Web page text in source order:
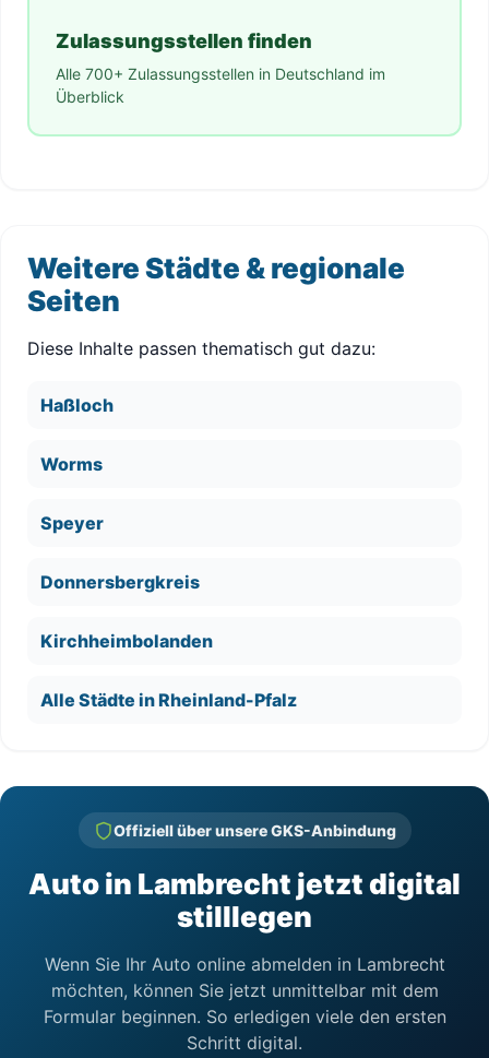
Zulassungsstellen finden
Alle 700+ Zulassungsstellen in Deutschland im
Überblick
Weitere Städte & regionale
Seiten
Diese Inhalte passen thematisch gut dazu:
Haßloch
Worms
Speyer
Donnersbergkreis
Kirchheimbolanden
Alle Städte in Rheinland-Pfalz
Offiziell über unsere GKS-Anbindung
Auto in Lambrecht jetzt digital
stilllegen
Wenn Sie Ihr Auto online abmelden in Lambrecht
möchten, können Sie jetzt unmittelbar mit dem
Formular beginnen. So erledigen viele den ersten
Schritt digital.